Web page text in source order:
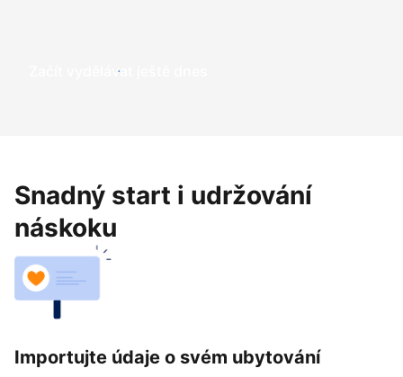
Začít vydělávat ještě dnes
Snadný start i udržování
náskoku
Importujte údaje o svém ubytování